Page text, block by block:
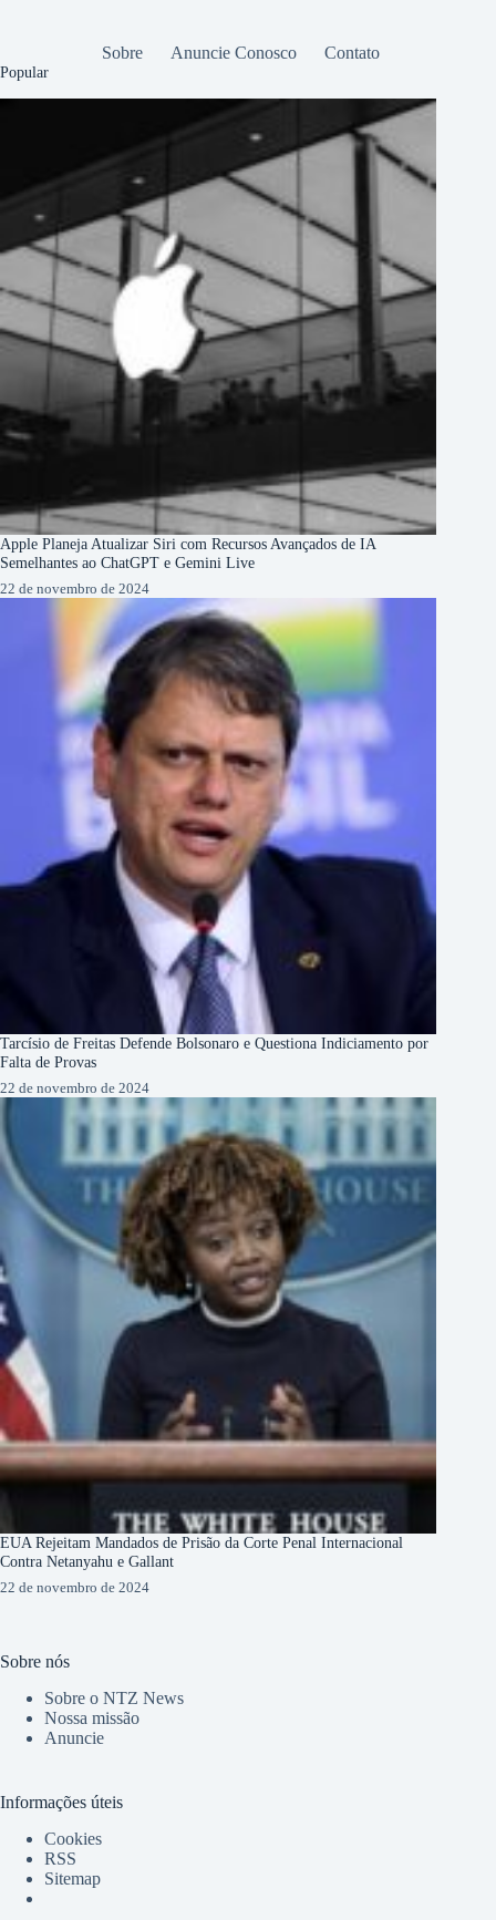
Sobre Anuncie Conosco Contato
Popular
Apple Planeja Atualizar Siri com Recursos Avançados de IA
Semelhantes ao ChatGPT e Gemini Live
22 de novembro de 2024
Tarcísio de Freitas Defende Bolsonaro e Questiona Indiciamento por
Falta de Provas
22 de novembro de 2024
EUA Rejeitam Mandados de Prisão da Corte Penal Internacional
Contra Netanyahu e Gallant
22 de novembro de 2024
Sobre nós
Sobre o NTZ News
Nossa missão
Anuncie
Informações úteis
Cookies
RSS
Sitemap